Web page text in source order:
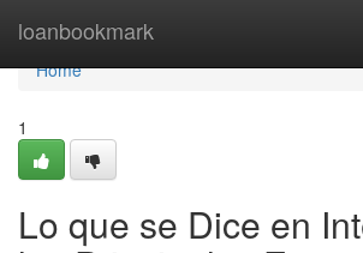
loanbookmark
Home
Home
1
Lo que se Dice en